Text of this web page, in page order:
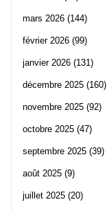
mars 2026 (144)
février 2026 (99)
janvier 2026 (131)
décembre 2025 (160)
novembre 2025 (92)
octobre 2025 (47)
septembre 2025 (39)
août 2025 (9)
juillet 2025 (20)